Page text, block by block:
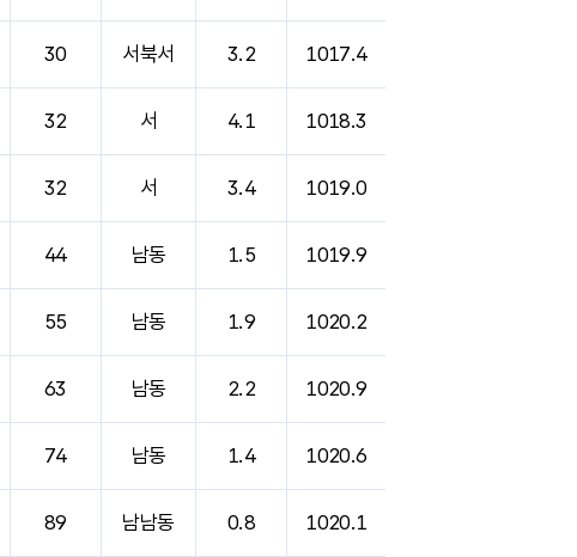
30 서북서 3.2 1017.4
32 서 4.1 1018.3
32 서 3.4 1019.0
44 남동 1.5 1019.9
55 남동 1.9 1020.2
63 남동 2.2 1020.9
74 남동 1.4 1020.6
89 남남동 0.8 1020.1